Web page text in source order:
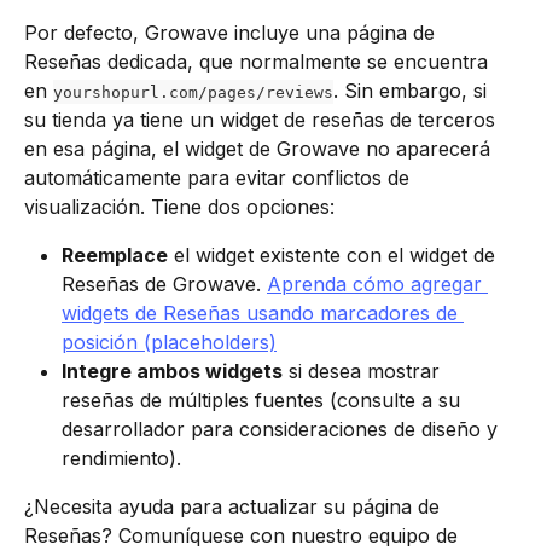
Por defecto, Growave incluye una página de
Reseñas dedicada, que normalmente se encuentra
en yourshopurl.com/pages/reviews. Sin embargo, si
su tienda ya tiene un widget de reseñas de terceros
en esa página, el widget de Growave no aparecerá
automáticamente para evitar conflictos de
visualización. Tiene dos opciones:
Reemplace el widget existente con el widget de
Reseñas de Growave. Aprenda cómo agregar
widgets de Reseñas usando marcadores de
posición (placeholders)
Integre ambos widgets si desea mostrar
reseñas de múltiples fuentes (consulte a su
desarrollador para consideraciones de diseño y
rendimiento).
¿Necesita ayuda para actualizar su página de
Reseñas? Comuníquese con nuestro equipo de